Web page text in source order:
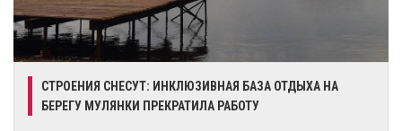
СТРОЕНИЯ СНЕСУТ: ИНКЛЮЗИВНАЯ БАЗА ОТДЫХА НА
БЕРЕГУ МУЛЯНКИ ПРЕКРАТИЛА РАБОТУ